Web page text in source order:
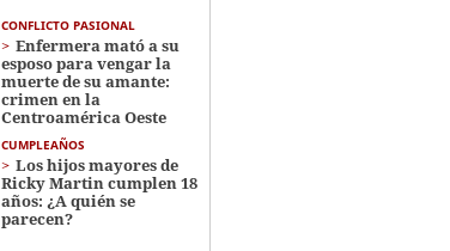
CONFLICTO PASIONAL
Enfermera mató a su
esposo para vengar la
muerte de su amante:
crimen en la
Centroamérica Oeste
CUMPLEAÑOS
Los hijos mayores de
Ricky Martin cumplen 18
años: ¿A quién se
parecen?